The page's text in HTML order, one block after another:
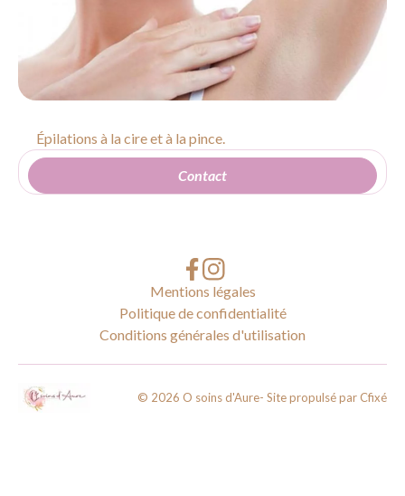
Contact
Épilations à la cire et à la pince.
Mentions légales
Politique de confidentialité
Conditions générales d'utilisation
© 2026 O soins d'Aure- Site propulsé parCfixé